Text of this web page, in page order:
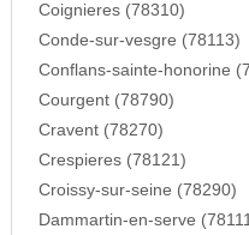
Coignieres (78310)
Conde-sur-vesgre (78113)
Conflans-sainte-honorine
Courgent (78790)
Cravent (78270)
Crespieres (78121)
Croissy-sur-seine (78290)
Dammartin-en-serve